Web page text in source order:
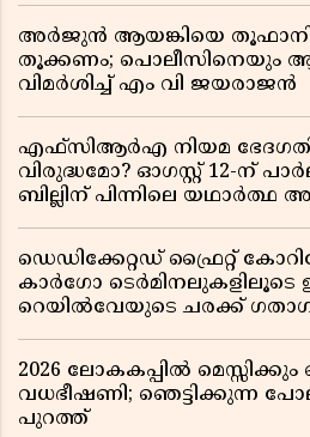
അർജുൻ ആയങ്കിയെ
തൂക്കണം; പൊലീസിനെയും
വിമർശിച്ച് എം വി ജയരാജൻ
എഫ്സിആർഎ നിയമ ഭേദഗതി
വിരുദ്ധമോ? ഓഗസ്റ്റ് 12-ന്
ബില്ലിന് പിന്നിലെ യഥാർത്ഥ
ഡെഡിക്കേറ്റഡ് ഫ്രൈറ്റ്
കാർഗോ ടെർമിനലുകളിലൂടെ
റെയിൽവേയുടെ ചരക്ക്
2026 ലോകകപ്പിൽ
വധഭീഷണി; ഞെട്ടിക്കുന്ന
പുറത്ത്